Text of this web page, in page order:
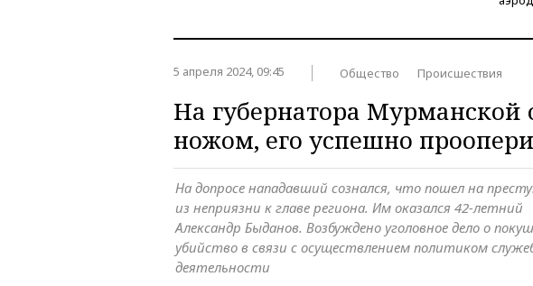
5 апреля 2024, 09:45 Общество Происшествия
На губернатора Мурманской
ножом, его успешно
На допросе нападавший сознался, что пошел на
из неприязни к главе региона. Им оказался 42-летний
Александр Быданов. Возбуждено уголовное дело о
убийство в связи с осуществлением политиком
деятельности